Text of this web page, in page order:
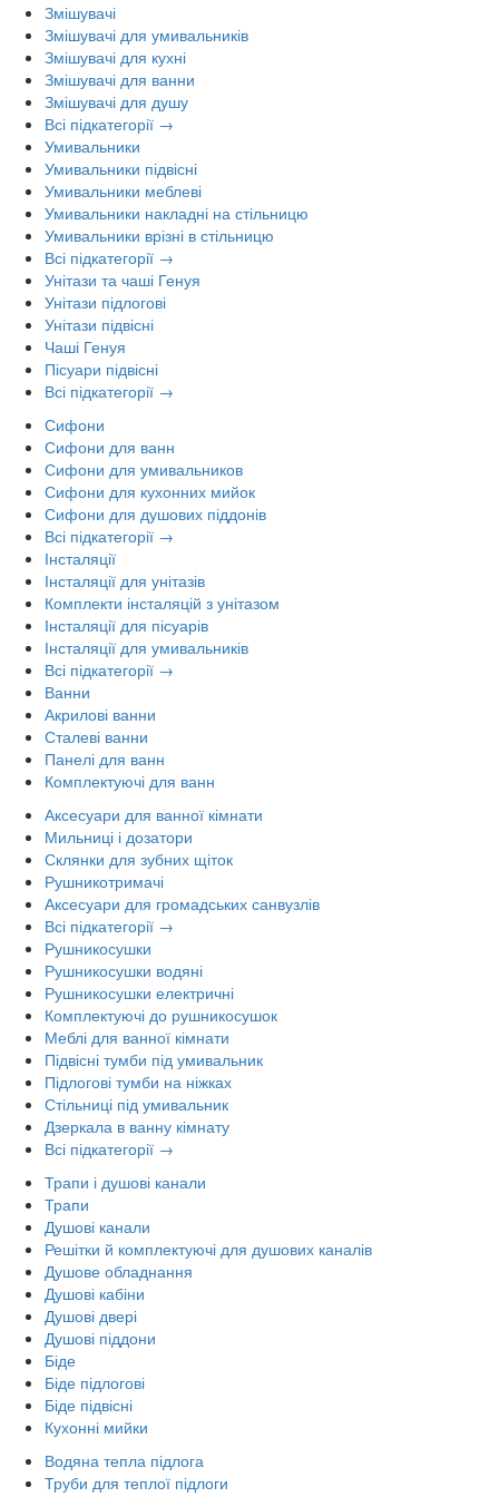
Змішувачі
Змішувачі для умивальників
Змішувачі для кухні
Змішувачі для ванни
Змішувачі для душу
Всі підкатегорії →
Умивальники
Умивальники підвісні
Умивальники меблеві
Умивальники накладні на стільницю
Умивальники врізні в стільницю
Всі підкатегорії →
Унітази та чаші Генуя
Унітази підлогові
Унітази підвісні
Чаші Генуя
Пісуари підвісні
Всі підкатегорії →
Сифони
Сифони для ванн
Сифони для умивальников
Сифони для кухонних мийок
Сифони для душових піддонів
Всі підкатегорії →
Інсталяції
Інсталяції для унітазів
Комплекти інсталяцій з унітазом
Інсталяції для пісуарів
Інсталяції для умивальників
Всі підкатегорії →
Ванни
Акрилові ванни
Сталеві ванни
Панелі для ванн
Комплектуючі для ванн
Аксесуари для ванної кімнати
Мильниці і дозатори
Склянки для зубних щіток
Рушникотримачі
Аксесуари для громадських санвузлів
Всі підкатегорії →
Рушникосушки
Рушникосушки водяні
Рушникосушки електричні
Комплектуючі до рушникосушок
Меблі для ванної кімнати
Підвісні тумби під умивальник
Підлогові тумби на ніжках
Стільниці під умивальник
Дзеркала в ванну кімнату
Всі підкатегорії →
Трапи і душові канали
Трапи
Душові канали
Решітки й комплектуючі для душових каналів
Душове обладнання
Душові кабіни
Душові двері
Душові піддони
Біде
Біде підлогові
Біде підвісні
Кухонні мийки
Водяна тепла підлога
Труби для теплої підлоги